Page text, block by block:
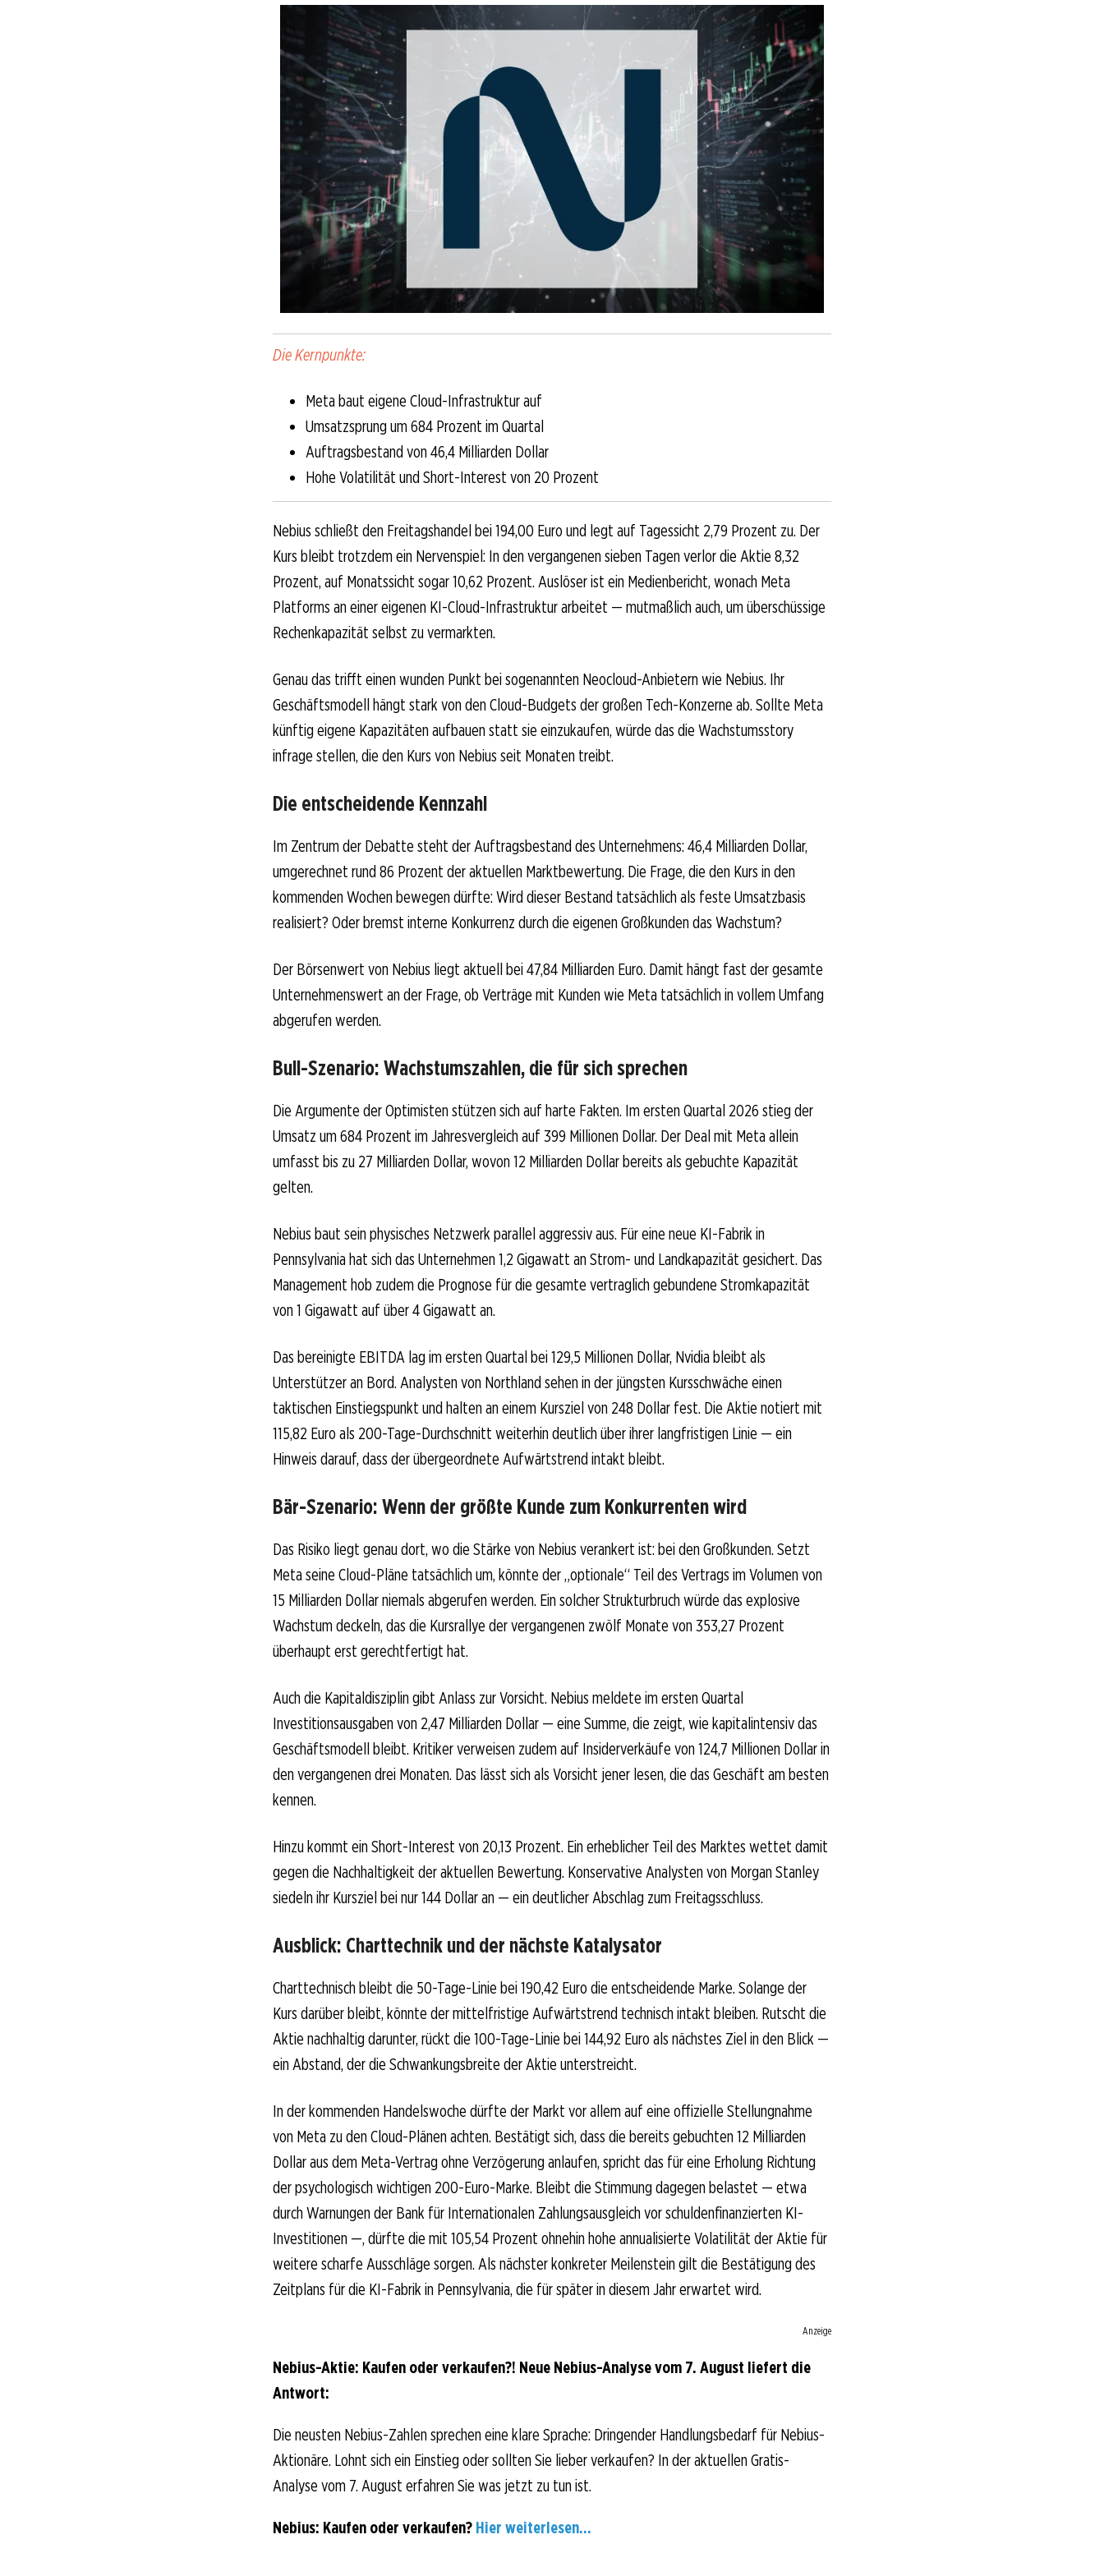
Die Kernpunkte:
Meta baut eigene Cloud-Infrastruktur auf
Umsatzsprung um 684 Prozent im Quartal
Auftragsbestand von 46,4 Milliarden Dollar
Hohe Volatilität und Short-Interest von 20 Prozent
Nebius schließt den Freitagshandel bei 194,00 Euro und legt auf Tagessicht 2,79 Prozent zu. Der
Kurs bleibt trotzdem ein Nervenspiel: In den vergangenen sieben Tagen verlor die Aktie 8,32
Prozent, auf Monatssicht sogar 10,62 Prozent. Auslöser ist ein Medienbericht, wonach Meta
Platforms an einer eigenen KI-Cloud-Infrastruktur arbeitet — mutmaßlich auch, um überschüssige
Rechenkapazität selbst zu vermarkten.
Genau das trifft einen wunden Punkt bei sogenannten Neocloud-Anbietern wie Nebius. Ihr
Geschäftsmodell hängt stark von den Cloud-Budgets der großen Tech-Konzerne ab. Sollte Meta
künftig eigene Kapazitäten aufbauen statt sie einzukaufen, würde das die Wachstumsstory
infrage stellen, die den Kurs von Nebius seit Monaten treibt.
Die entscheidende Kennzahl
Im Zentrum der Debatte steht der Auftragsbestand des Unternehmens: 46,4 Milliarden Dollar,
umgerechnet rund 86 Prozent der aktuellen Marktbewertung. Die Frage, die den Kurs in den
kommenden Wochen bewegen dürfte: Wird dieser Bestand tatsächlich als feste Umsatzbasis
realisiert? Oder bremst interne Konkurrenz durch die eigenen Großkunden das Wachstum?
Der Börsenwert von Nebius liegt aktuell bei 47,84 Milliarden Euro. Damit hängt fast der gesamte
Unternehmenswert an der Frage, ob Verträge mit Kunden wie Meta tatsächlich in vollem Umfang
abgerufen werden.
Bull-Szenario: Wachstumszahlen, die für sich sprechen
Die Argumente der Optimisten stützen sich auf harte Fakten. Im ersten Quartal 2026 stieg der
Umsatz um 684 Prozent im Jahresvergleich auf 399 Millionen Dollar. Der Deal mit Meta allein
umfasst bis zu 27 Milliarden Dollar, wovon 12 Milliarden Dollar bereits als gebuchte Kapazität
gelten.
Nebius baut sein physisches Netzwerk parallel aggressiv aus. Für eine neue KI-Fabrik in
Pennsylvania hat sich das Unternehmen 1,2 Gigawatt an Strom- und Landkapazität gesichert. Das
Management hob zudem die Prognose für die gesamte vertraglich gebundene Stromkapazität
von 1 Gigawatt auf über 4 Gigawatt an.
Das bereinigte EBITDA lag im ersten Quartal bei 129,5 Millionen Dollar, Nvidia bleibt als
Unterstützer an Bord. Analysten von Northland sehen in der jüngsten Kursschwäche einen
taktischen Einstiegspunkt und halten an einem Kursziel von 248 Dollar fest. Die Aktie notiert mit
115,82 Euro als 200-Tage-Durchschnitt weiterhin deutlich über ihrer langfristigen Linie — ein
Hinweis darauf, dass der übergeordnete Aufwärtstrend intakt bleibt.
Bär-Szenario: Wenn der größte Kunde zum Konkurrenten wird
Das Risiko liegt genau dort, wo die Stärke von Nebius verankert ist: bei den Großkunden. Setzt
Meta seine Cloud-Pläne tatsächlich um, könnte der „optionale“ Teil des Vertrags im Volumen von
15 Milliarden Dollar niemals abgerufen werden. Ein solcher Strukturbruch würde das explosive
Wachstum deckeln, das die Kursrallye der vergangenen zwölf Monate von 353,27 Prozent
überhaupt erst gerechtfertigt hat.
Auch die Kapitaldisziplin gibt Anlass zur Vorsicht. Nebius meldete im ersten Quartal
Investitionsausgaben von 2,47 Milliarden Dollar — eine Summe, die zeigt, wie kapitalintensiv das
Geschäftsmodell bleibt. Kritiker verweisen zudem auf Insiderverkäufe von 124,7 Millionen Dollar in
den vergangenen drei Monaten. Das lässt sich als Vorsicht jener lesen, die das Geschäft am besten
kennen.
Hinzu kommt ein Short-Interest von 20,13 Prozent. Ein erheblicher Teil des Marktes wettet damit
gegen die Nachhaltigkeit der aktuellen Bewertung. Konservative Analysten von Morgan Stanley
siedeln ihr Kursziel bei nur 144 Dollar an — ein deutlicher Abschlag zum Freitagsschluss.
Ausblick: Charttechnik und der nächste Katalysator
Charttechnisch bleibt die 50-Tage-Linie bei 190,42 Euro die entscheidende Marke. Solange der
Kurs darüber bleibt, könnte der mittelfristige Aufwärtstrend technisch intakt bleiben. Rutscht die
Aktie nachhaltig darunter, rückt die 100-Tage-Linie bei 144,92 Euro als nächstes Ziel in den Blick —
ein Abstand, der die Schwankungsbreite der Aktie unterstreicht.
In der kommenden Handelswoche dürfte der Markt vor allem auf eine offizielle Stellungnahme
von Meta zu den Cloud-Plänen achten. Bestätigt sich, dass die bereits gebuchten 12 Milliarden
Dollar aus dem Meta-Vertrag ohne Verzögerung anlaufen, spricht das für eine Erholung Richtung
der psychologisch wichtigen 200-Euro-Marke. Bleibt die Stimmung dagegen belastet — etwa
durch Warnungen der Bank für Internationalen Zahlungsausgleich vor schuldenfinanzierten KI-
Investitionen —, dürfte die mit 105,54 Prozent ohnehin hohe annualisierte Volatilität der Aktie für
weitere scharfe Ausschläge sorgen. Als nächster konkreter Meilenstein gilt die Bestätigung des
Zeitplans für die KI-Fabrik in Pennsylvania, die für später in diesem Jahr erwartet wird.
Anzeige
Nebius-Aktie: Kaufen oder verkaufen?! Neue Nebius-Analyse vom 7. August liefert die
Antwort:
Die neusten Nebius-Zahlen sprechen eine klare Sprache: Dringender Handlungsbedarf für Nebius-
Aktionäre. Lohnt sich ein Einstieg oder sollten Sie lieber verkaufen? In der aktuellen Gratis-
Analyse vom 7. August erfahren Sie was jetzt zu tun ist.
Nebius: Kaufen oder verkaufen? Hier weiterlesen...